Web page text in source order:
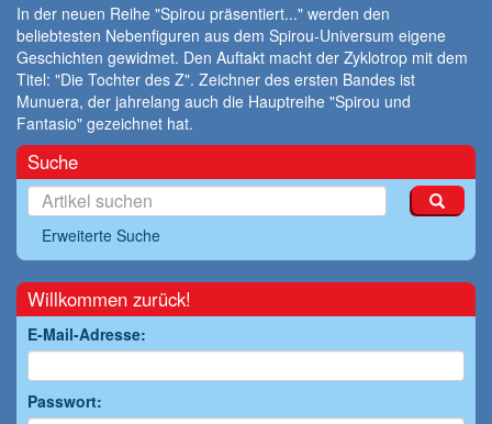
In der neuen Reihe "Spirou präsentiert..." werden den
beliebtesten Nebenfiguren aus dem Spirou-Universum eigene
Geschichten gewidmet. Den Auftakt macht der Zyklotrop mit dem
Titel: "Die Tochter des Z". Zeichner des ersten Bandes ist
Munuera, der jahrelang auch die Hauptreihe "Spirou und
Fantasio" gezeichnet hat.
Suche
Erweiterte Suche
Willkommen zurück!
E-Mail-Adresse:
Passwort: